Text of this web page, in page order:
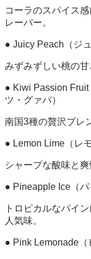
コーラのスパイス
レーバー。
● Juicy Peach（ジ
みずみずしい桃の
● Kiwi Passion
ツ・グァバ）
南国3種の贅沢ブレ
● Lemon Lime（レ
シャープな酸味と
● Pineapple Ice（パ
トロピカルなパイ
人気味。
● Pink Lemonade（